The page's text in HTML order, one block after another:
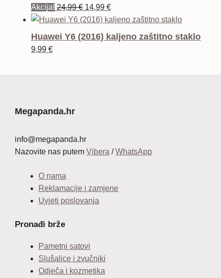
Akcija! 24,99€ Izvorna
cijena
14,99 €Trenutna
cijena
je:
14,99 €.
Huawei Y6 (2016) kaljeno zaštitno staklo
9,99 €
Megapanda.hr
info@megapanda.hr
Nazovite nas putem Vibera /WhatsApp
O nama
Reklamacije i zamjene
Uvjeti poslovanja
Pronađi brže
Pametni satovi
Slušalice i zvučniki
Odječa i kozmetika